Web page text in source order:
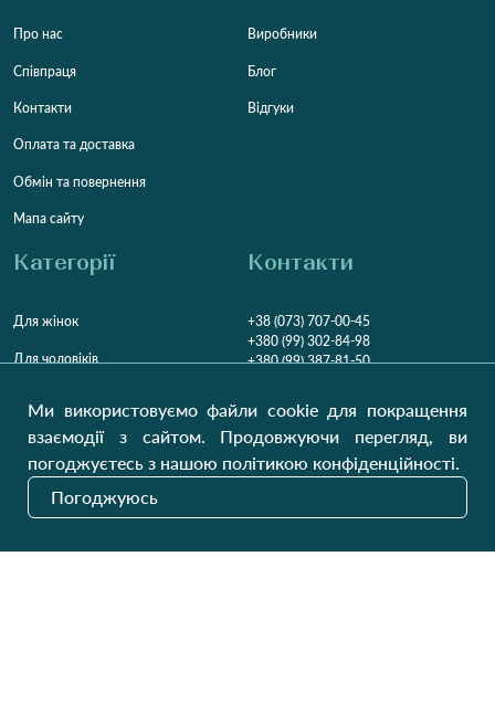
Про нас
Співпраця
Контакти
Оплата та доставка
Обмін та повернення
Мапа сайту
Виробники
Блог
Відгуки
Категорії
Для жінок
Для чоловіків
Домашній текстиль
Контакти
+38 (073) 707-00-45
+380 (99) 302-84-98
+380 (99) 387-81-50
Пн-Пт9:00 - 16:00
НДВихідний
Наші оновлення
Ми використовуємо файли cookie для покращення
взаємодії з сайтом. Продовжуючи перегляд, ви
погоджуєтесь з нашою політикою конфіденційності.
Погоджуюсь